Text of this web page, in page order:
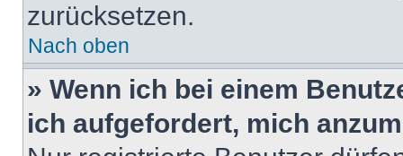
zurücksetzen.
Nach oben
» Wenn ich bei einem
ich aufgefordert, mich